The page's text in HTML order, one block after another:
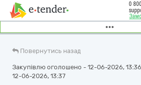
0
Повернутись назад
Закупівлю оголошено - 12-06-2026,
12-06-2026, 13:37